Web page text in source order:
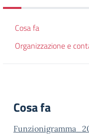
Cosa fa
Organizzazione e
Cosa fa